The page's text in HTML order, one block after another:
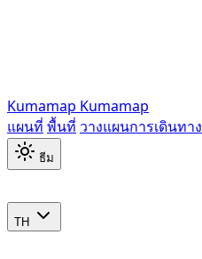
Kumamap Kumamap
แผนที่ พื้นที่ วางแผนการเดินทาง
ธีม
TH